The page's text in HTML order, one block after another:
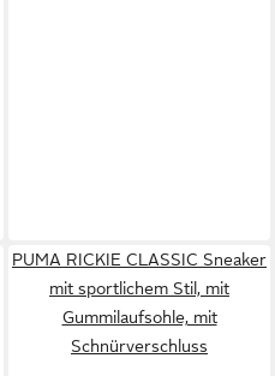
PUMA RICKIE CLASSIC Sneaker
mit sportlichem Stil, mit
Gummilaufsohle, mit
Schnürverschluss